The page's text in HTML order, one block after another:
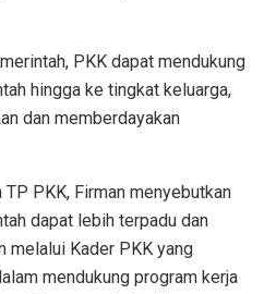
PKK dapat mendukung
hingga ke tingkat keluarga,
dan memberdayakan
PKK, Firman menyebutkan
dapat lebih terpadu dan
Kader PKK yang
mendukung program kerja